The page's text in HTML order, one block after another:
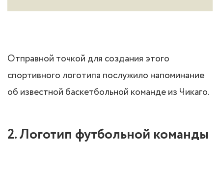
Отправной точкой для создания этого
спортивного логотипа послужило напоминание
об известной баскетбольной команде из Чикаго.
2. Логотип футбольной команды